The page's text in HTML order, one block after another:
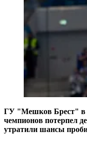
ГУ "Мешков Брест" в
чемпионов потерпел
утратили шансы